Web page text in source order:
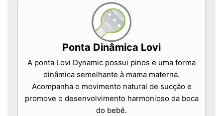
Ponta Dinâmica Lovi
A ponta Lovi Dynamic possui pinos e uma forma
dinâmica semelhante à mama materna.
Acompanha o movimento natural de sucção e
promove o desenvolvimento harmonioso da boca
do bebê.